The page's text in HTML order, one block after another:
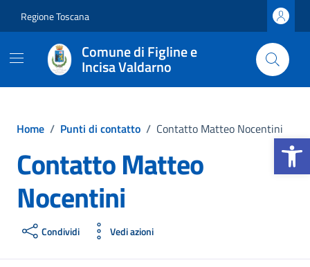
Apri la
Regione Toscana
Comune di Figline e
Incisa Valdarno
Home / Punti di contatto / Contatto Matteo Nocentini
Contatto Matteo
Nocentini
Condividi Vedi azioni